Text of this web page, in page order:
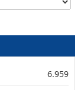
6.959